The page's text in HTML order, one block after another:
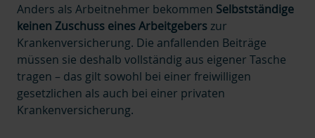
Anders als Arbeitnehmer bekommen Selbstständige
keinen Zuschuss eines Arbeitgebers zur
Krankenversicherung. Die anfallenden Beiträge
müssen sie deshalb vollständig aus eigener Tasche
tragen – das gilt sowohl bei einer freiwilligen
gesetzlichen als auch bei einer privaten
Krankenversicherung.